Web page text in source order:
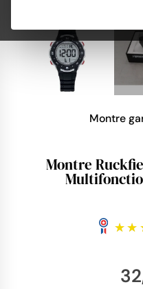
Montre
Montre